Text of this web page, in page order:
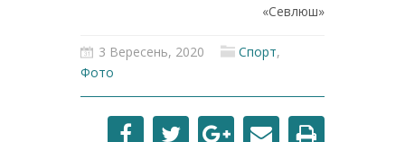
«Севлюш»
3 Вересень, 2020 Спорт,
Фото